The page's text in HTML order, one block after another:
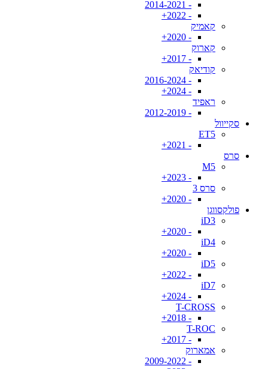
- 2014-2021
- 2022+
קאמיק
- 2020+
קארוק
- 2017+
קודיאק
- 2016-2024
- 2024+
ראפיד
- 2012-2019
סקייוול
ET5
- 2021+
סרס
M5
- 2023+
סרס 3
- 2020+
פולקסווגן
iD3
- 2020+
iD4
- 2020+
iD5
- 2022+
iD7
- 2024+
T-CROSS
- 2018+
T-ROC
- 2017+
אמארוק
- 2009-2022